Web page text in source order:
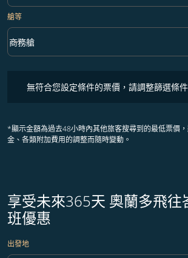
艙等
艙等 option 商務艙 Selected
商務艙
keyboard_arrow_down
無符合您設定條件的票價，請調整篩選條件
*顯示金額為過去48小時內其他旅客搜尋到的最低票價
金、各類附加費用的調整而隨時變動。
享受未來365天 奧蘭多飛往
班優惠
出發地